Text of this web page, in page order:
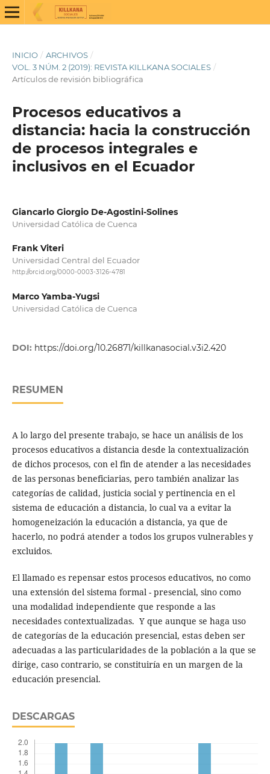
INICIO / ARCHIVOS /
VOL. 3 NÚM. 2 (2019): REVISTA KILLKANA SOCIALES /
Artículos de revisión bibliográfica
Procesos educativos a
distancia: hacia la construcción
de procesos integrales e
inclusivos en el Ecuador
Giancarlo Giorgio De-Agostini-Solines
Universidad Católica de Cuenca
Frank Viteri
Universidad Central del Ecuador
http://orcid.org/0000-0003-3126-4781
Marco Yamba-Yugsi
Universidad Católica de Cuenca
DOI: https://doi.org/10.26871/killkanasocial.v3i2.420
RESUMEN
A lo largo del presente trabajo, se hace un análisis de los
procesos educativos a distancia desde la contextualización
de dichos procesos, con el fin de atender a las necesidades
de las personas beneficiarias, pero también analizar las
categorías de calidad, justicia social y pertinencia en el
sistema de educación a distancia, lo cual va a evitar la
homogeneización la educación a distancia, ya que de
hacerlo, no podrá atender a todos los grupos vulnerables y
excluidos.
El llamado es repensar estos procesos educativos, no como
una extensión del sistema formal - presencial, sino como
una modalidad independiente que responde a las
necesidades contextualizadas. Y que aunque se haga uso
de categorías de la educación presencial, estas deben ser
adecuadas a las particularidades de la población a la que se
dirige, caso contrario, se constituiría en un margen de la
educación presencial.
DESCARGAS